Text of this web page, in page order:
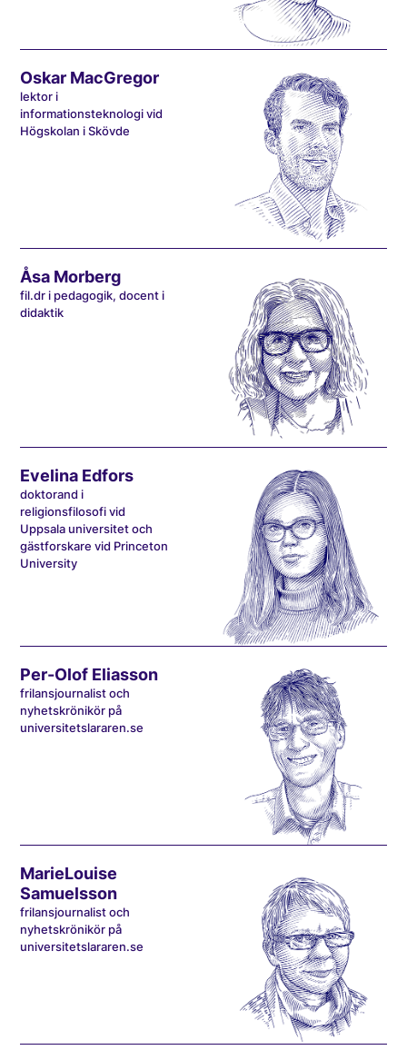
Oskar MacGregor
lektor i
informationsteknologi vid
Högskolan i Skövde
Åsa Morberg
fil.dr i pedagogik, docent i
didaktik
Evelina Edfors
doktorand i
religionsfilosofi vid
Uppsala universitet och
gästforskare vid Princeton
University
Per-Olof Eliasson
frilansjournalist och
nyhetskrönikör på
universitetslararen.se
MarieLouise
Samuelsson
frilansjournalist och
nyhetskrönikör på
universitetslararen.se